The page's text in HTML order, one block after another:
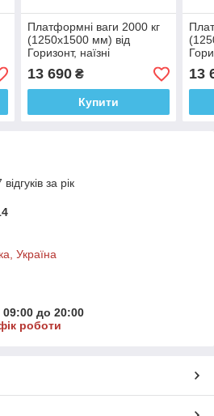
Платформні ваги 2000 кг
(1250х1500 мм) від
Горизонт, наїзні
низькопрофільні, з
розбірними пандусами
13 690₴
Купити
13
за рік
Україна
до 20:00
роботи